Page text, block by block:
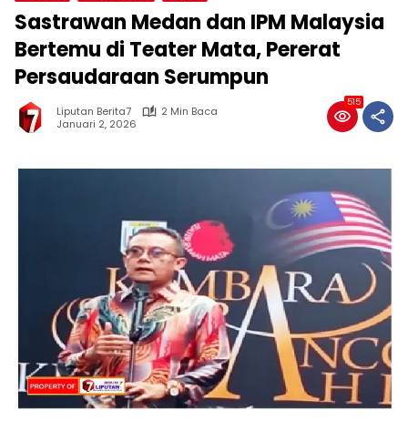
Sastrawan Medan dan IPM Malaysia
Bertemu di Teater Mata, Pererat
Persaudaraan Serumpun
Liputan Berita7
2 Min Baca
Januari 2, 2026
515